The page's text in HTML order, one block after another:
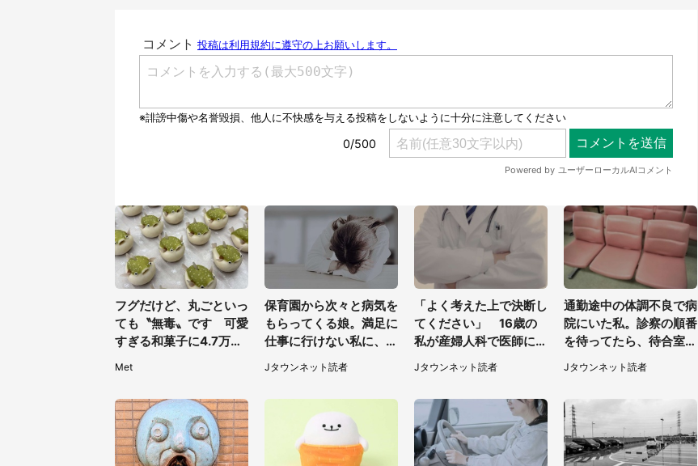
フグだけど、丸ごといっ
ても〝無毒〟です 可愛
すぎる和菓子に4.7万人
Met
保育園から次々と病気を
もらってくる娘。満足に
仕事に行けない私に、会
社の社長が...（宮城県・
30代女性）
Jタウンネット読者
「よく考えた上で決断し
てください」 16歳の
私が産婦人科で医師に言
Jタウンネット読者
通勤途中の体調不良で病
院にいた私。診察の順番
を待ってたら、待合室の
老人たちが（千葉県・5
0代男性）
Jタウンネット読者